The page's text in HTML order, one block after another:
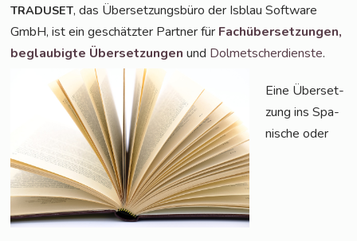
TRADUSET, das Über­set­zungs­bü­ro der Isblau Soft­ware
GmbH, ist ein geschätz­ter Part­ner für Fach­über­set­zun­gen,
beglau­big­te Über­set­zun­gen und Dol­met­scher­diens­te.
Eine Über­set­
zung ins Spa­
ni­sche oder